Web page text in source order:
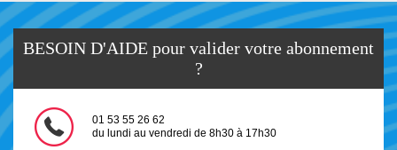
BESOIN D'AIDE pour valider votre abonnement
?
01 53 55 26 62
du lundi au vendredi de 8h30 à 17h30